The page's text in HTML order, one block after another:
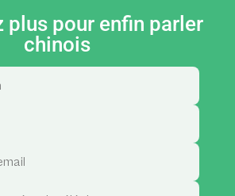
plus pour enfin parler
chinois